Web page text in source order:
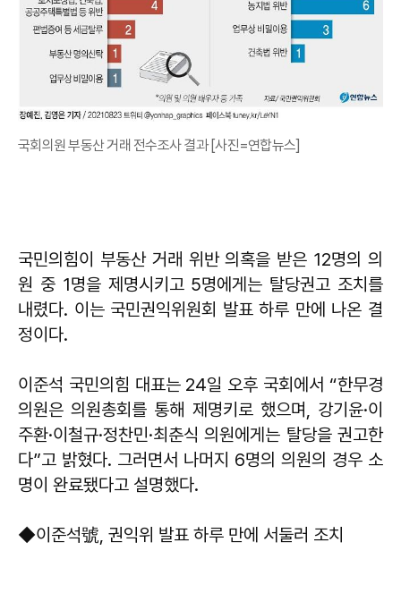
국회의원 부동산 거래 전수조사 결과 [사진=연합뉴스]
국민의힘이 부동산 거래 위반 의혹을 받은 12명의 의
원 중 1명을 제명시키고 5명에게는 탈당권고 조치를
내렸다. 이는 국민권익위원회 발표 하루 만에 나온 결
정이다.
이준석 국민의힘 대표는 24일 오후 국회에서 “한무경
의원은 의원총회를 통해 제명키로 했으며, 강기윤·이
주환·이철규·정찬민·최춘식 의원에게는 탈당을 권고한
다”고 밝혔다. 그러면서 나머지 6명의 의원의 경우 소
명이 완료됐다고 설명했다.
◆이준석號, 권익위 발표 하루 만에 서둘러 조치